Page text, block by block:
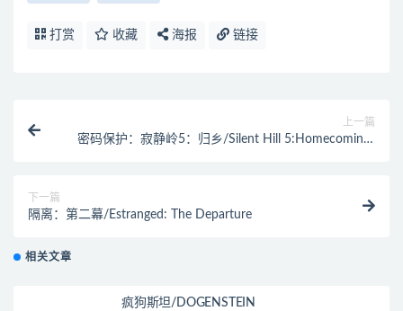
打赏 收藏 海报 链接
上一篇
密码保护：寂静岭5：归乡/Silent Hill 5:Homecoming/
下一篇
隔离：第二幕/Estranged: The Departure
相关文章
疯狗斯坦/DOGENSTEIN